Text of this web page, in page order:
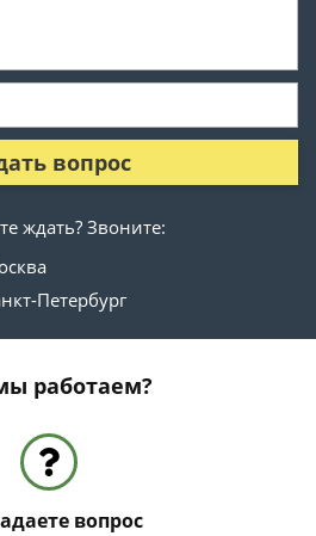
вопрос
ждать? Звоните:
Петербург
работаем?
вопрос